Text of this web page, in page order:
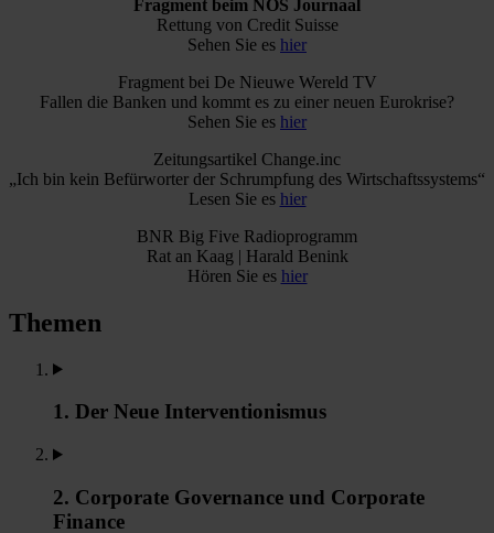
Fragment beim NOS Journaal
Rettung von Credit Suisse
Sehen Sie es hier
Fragment bei De Nieuwe Wereld TV
Fallen die Banken und kommt es zu einer neuen Eurokrise?
Sehen Sie es hier
Zeitungsartikel Change.inc
„Ich bin kein Befürworter der Schrumpfung des Wirtschaftssystems“
Lesen Sie es hier
BNR Big Five Radioprogramm
Rat an Kaag | Harald Benink
Hören Sie es hier
Themen
1. Der Neue Interventionismus
2. Corporate Governance und Corporate
Finance